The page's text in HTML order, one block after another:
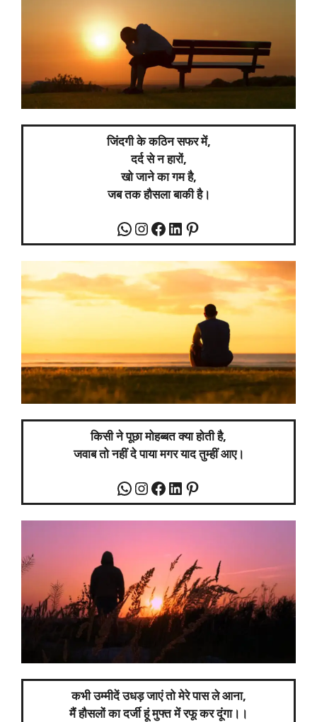
जिंदगी के कठिन सफर में,
दर्द से न हारों,
खो जाने का गम है,
जब तक हौसला बाकी है।
किसी ने पूछा मोहब्बत क्या होती है,
जवाब तो नहीं दे पाया मगर याद तुम्हीं आए।
कभी उम्मीदें उधड़ जाएं तो मेरे पास ले आना,
मैं हौसलों का दर्जी हूं मुफ्त में रफू कर दूंगा।।